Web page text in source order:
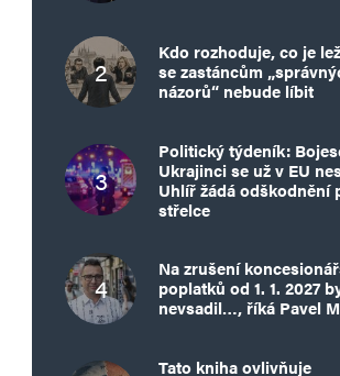
Kdo rozhoduje, co je
se zastáncům
názorů“ nebude líbit
Politický týdeník:
Ukrajinci se už v EU
Uhlíř žádá odškodnění
střelce
Na zrušení
poplatků od 1. 1. 2027
nevsadil…, říká Pavel
Tato kniha ovlivňuje